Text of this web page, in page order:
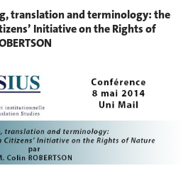
translation and terminology: the
Initiative on the Rights of